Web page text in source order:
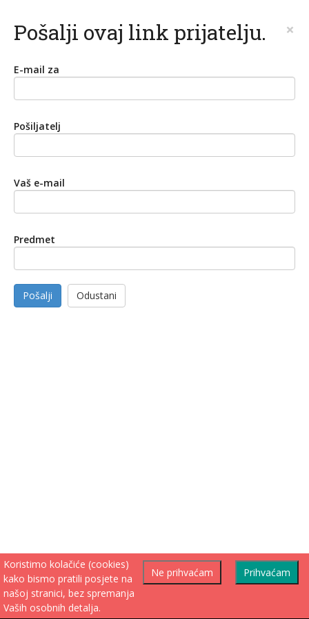
Pošalji ovaj link prijatelju. ×
E-mail za
Pošiljatelj
Vaš e-mail
Predmet
Pošalji Odustani
Prihvaćam
Ne prihvaćam
Koristimo kolačiće (cookies)
kako bismo pratili posjete na
našoj stranici, bez spremanja
Vaših osobnih detalja.